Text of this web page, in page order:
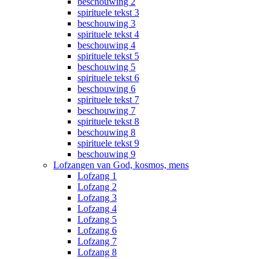
spirituele tekst 3
beschouwing 3
spirituele tekst 4
beschouwing 4
spirituele tekst 5
beschouwing 5
spirituele tekst 6
beschouwing 6
spirituele tekst 7
beschouwing 7
spirituele tekst 8
beschouwing 8
spirituele tekst 9
beschouwing 9
Lofzangen van God, kosmos, mens
Lofzang 1
Lofzang 2
Lofzang 3
Lofzang 4
Lofzang 5
Lofzang 6
Lofzang 7
Lofzang 8